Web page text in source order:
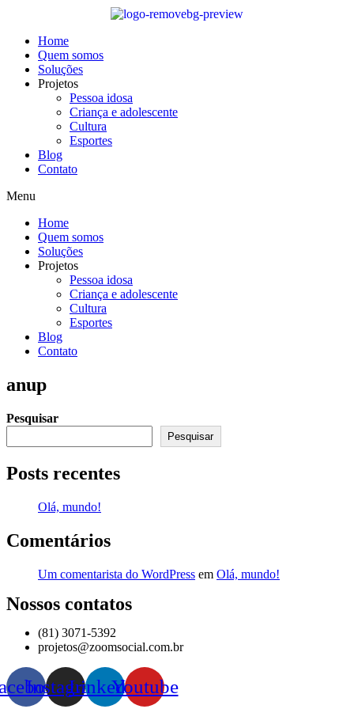
contentHome
Quem somos
Soluções
Projetos
Pessoa idosa
Criança e adolescente
Cultura
Esportes
Blog
Contato
Menu
Home
Quem somos
Soluções
Projetos
Pessoa idosa
Criança e adolescente
Cultura
Esportes
Blog
Contato
anup
Pesquisar
Pesquisar
Posts recentes
Olá, mundo!
Comentários
Um comentarista do WordPress em Olá, mundo!
Nossos contatos
(81) 3071-5392
projetos@zoomsocial.com.br
InstagramLinkedinYoutube